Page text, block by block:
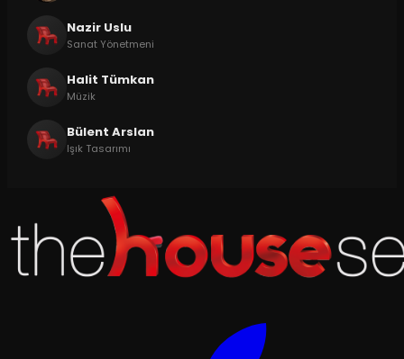
Nazir Uslu
Sanat Yönetmeni
Halit Tümkan
Müzik
Bülent Arslan
Işık Tasarımı